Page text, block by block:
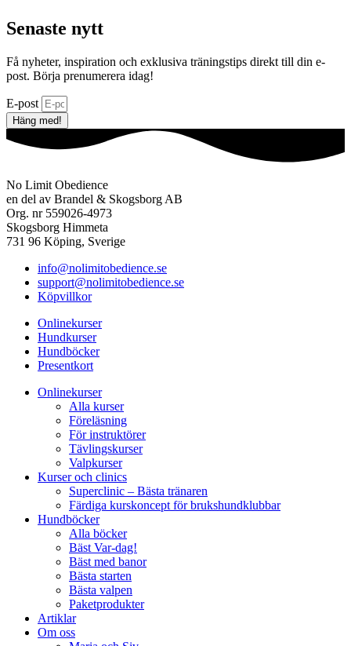
Senaste nytt
Få nyheter, inspiration och exklusiva träningstips direkt till din e-
post. Börja prenumerera idag!
E-post
Häng med!
No Limit Obedience
en del av Brandel & Skogsborg AB
Org. nr 559026-4973
Skogsborg Himmeta
731 96 Köping, Sverige
info@nolimitobedience.se
support@nolimitobedience.se
Köpvillkor
Onlinekurser
Hundkurser
Hundböcker
Presentkort
Onlinekurser
Alla kurser
Föreläsning
För instruktörer
Tävlingskurser
Valpkurser
Kurser och clinics
Superclinic – Bästa tränaren
Färdiga kurskoncept för brukshundklubbar
Hundböcker
Alla böcker
Bäst Var-dag!
Bäst med banor
Bästa starten
Bästa valpen
Paketprodukter
Artiklar
Om oss